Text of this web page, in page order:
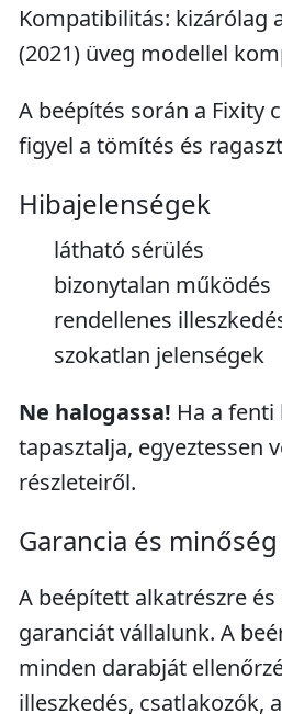
Kompatibilitás: kizárólag
(2021) üveg modellel
A beépítés során a Fixity
figyel a tömítés és
Hibajelenségek
látható sérülés
bizonytalan működés
rendellenes
szokatlan jelenségek
Ne halogassa! Ha a
tapasztalja, egyeztessen
részleteiről.
Garancia és minőség
A beépített alkatrészre
garanciát vállalunk. A
minden darabját
illeszkedés, csatlakozók,